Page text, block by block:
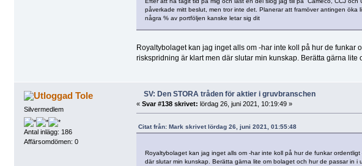
påverkade mitt beslut, men tror inte det. Planerar att framöver antingen
några % av portföljen kanske letar sig dit
Royaltybolaget kan jag inget alls om -har inte koll på hur de funkar
riskspridning är klart men där slutar min kunskap. Berätta gärna
Tole
Silvermedlem
Antal inlägg: 186
Affärsomdömen: 0
SV: Den STORA tråden för aktier i gruvbranschen
« Svar #138 skrivet: lördag 26, juni 2021, 10:19:49 »
Citat från: Mark skrivet lördag 26, juni 2021, 01:55:48
Royaltybolaget kan jag inget alls om -har inte koll på hur de funkar
där slutar min kunskap. Berätta gärna lite om bolaget och hur de passar in i